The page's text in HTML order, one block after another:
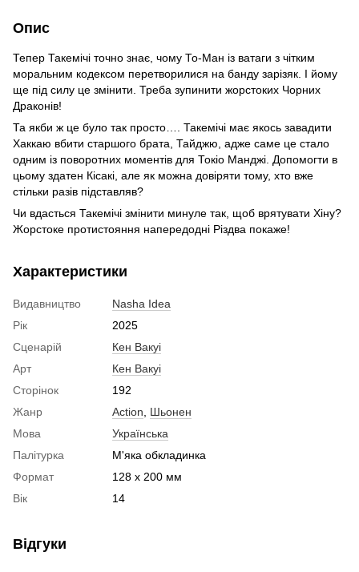
Опис
Тепер Такемічі точно знає, чому То-Ман із ватаги з чітким
моральним кодексом перетворилися на банду зарізяк. І йому
ще під силу це змінити. Треба зупинити жорстоких Чорних
Драконів!
Та якби ж це було так просто…. Такемічі має якось завадити
Хаккаю вбити старшого брата, Тайджю, адже саме це стало
одним із поворотних моментів для Токіо Манджі. Допомогти в
цьому здатен Кісакі, але як можна довіряти тому, хто вже
стільки разів підставляв?
Чи вдасться Такемічі змінити минуле так, щоб врятувати Хіну?
Жорстоке протистояння напередодні Різдва покаже!
Характеристики
Видавництво
Nasha Idea
Рік
2025
Сценарій
Кен Вакуі
Арт
Кен Вакуі
Сторінок
192
Жанр
Action
Шьонен
Мова
Українська
Палітурка
М'яка обкладинка
Формат
128 x 200 мм
Вік
14
Відгуки